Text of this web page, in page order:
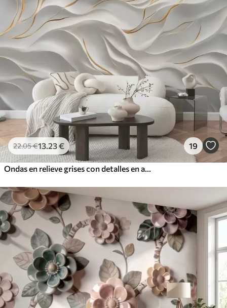
22.05€13 .23€ 19